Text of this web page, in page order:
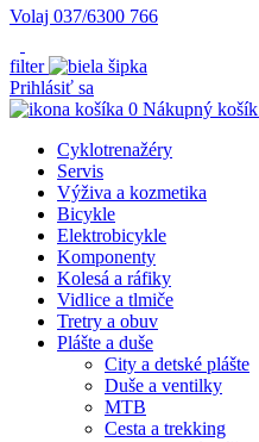
Volaj 037/6300 766
filter
Prihlásiť sa
0 Nákupný košík
Cyklotrenažéry
Servis
Výživa a kozmetika
Bicykle
Elektrobicykle
Komponenty
Kolesá a ráfiky
Vidlice a tlmiče
Tretry a obuv
Plášte a duše
City a detské plášte
Duše a ventilky
MTB
Cesta a trekking